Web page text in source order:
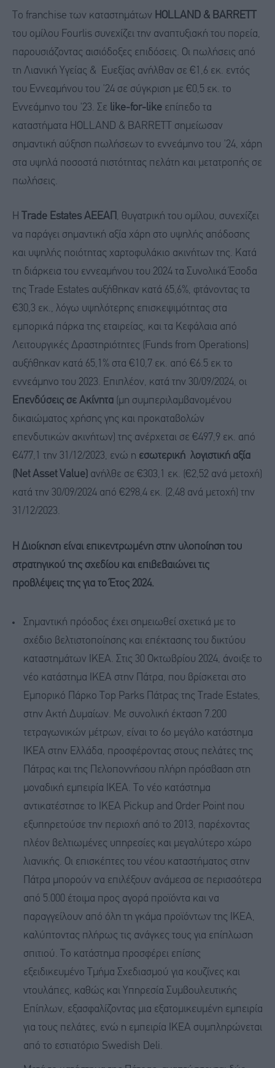
Το franchise των καταστημάτων HOLLAND & BARRETT
του ομίλου Fourlis συνεχίζει την αναπτυξιακή του πορεία,
παρουσιάζοντας αισιόδοξες επιδόσεις. Οι πωλήσεις από
τη Λιανική Υγείας & Ευεξίας ανήλθαν σε €1,6 εκ. εντός
του Εννεαμήνου του '24 σε σύγκριση με €0,5 εκ. το
Εννεάμηνο του '23. Σε like-for-like επίπεδο τα
καταστήματα HOLLAND & BARRETT σημείωσαν
σημαντική αύξηση πωλήσεων το εννεάμηνο του '24, χάρη
στα υψηλά ποσοστά πιστότητας πελάτη και μετατροπής σε
πωλήσεις.
Η Trade Estates ΑΕΕΑΠ , θυγατρική του ομίλου, συνεχίζει
να παράγει σημαντική αξία χάρη στο υψηλής απόδοσης
και υψηλής ποιότητας χαρτοφυλάκιο ακινήτων της. Κατά
τη διάρκεια του εννεαμήνου του 2024 τα Συνολικά Έσοδα
της Trade Estates αυξήθηκαν κατά 65,6%, φτάνοντας τα
€30,3 εκ., λόγω υψηλότερης επισκεψιμότητας στα
εμπορικά πάρκα της εταιρείας, και τα Κεφάλαια από
Λειτουργικές Δραστηριότητες (Funds from Operations)
αυξήθηκαν κατά 65,1% στα €10,7 εκ. από €6.5 εκ το
εννεάμηνο του 2023. Επιπλέον, κατά την 30/09/2024, οι
Επενδύσεις σε Ακίνητα (μη συμπεριλαμβανομένου
δικαιώματος χρήσης γης και προκαταβολών
επενδυτικών ακινήτων) της ανέρχεται σε €497,9 εκ. από
€477,1 την 31/12/2023, ενώ η εσωτερική λογιστική αξία
(Net Asset Value) ανήλθε σε €303,1 εκ. (€2,52 ανά μετοχή)
κατά την 30/09/2024 από €298,4 εκ. (2,48 ανά μετοχή) την
31/12/2023.
Η Διοίκηση είναι επικεντρωμένη στην υλοποίηση του
στρατηγικού της σχεδίου και επιβεβαιώνει τις
προβλέψεις της για το Έτος 2024.
Σημαντική πρόοδος έχει σημειωθεί σχετικά με το
σχέδιο βελτιστοποίησης και επέκτασης του δικτύου
καταστημάτων IKEA. Στις 30 Οκτωβρίου 2024, άνοιξε το
νέο κατάστημα IKEA στην Πάτρα, που βρίσκεται στο
Εμπορικό Πάρκο Top Parks Πάτρας της Trade Estates,
στην Ακτή Δυμαίων. Με συνολική έκταση 7.200
τετραγωνικών μέτρων, είναι το 6ο μεγάλο κατάστημα
IKEA στην Ελλάδα, προσφέροντας στους πελάτες της
Πάτρας και της Πελοποννήσου πλήρη πρόσβαση στη
μοναδική εμπειρία IKEA. Το νέο κατάστημα
αντικατέστησε το IKEA Pickup and Order Point που
εξυπηρετούσε την περιοχή από το 2013, παρέχοντας
πλέον βελτιωμένες υπηρεσίες και μεγαλύτερο χώρο
λιανικής. Οι επισκέπτες του νέου καταστήματος στην
Πάτρα μπορούν να επιλέξουν ανάμεσα σε περισσότερα
από 5.000 έτοιμα προς αγορά προϊόντα και να
παραγγείλουν από όλη τη γκάμα προϊόντων της IKEA,
καλύπτοντας πλήρως τις ανάγκες τους για επίπλωση
σπιτιού. Το κατάστημα προσφέρει επίσης
εξειδικευμένο Τμήμα Σχεδιασμού για κουζίνες και
ντουλάπες, καθώς και Υπηρεσία Συμβουλευτικής
Επίπλων, εξασφαλίζοντας μια εξατομικευμένη εμπειρία
για τους πελάτες, ενώ η εμπειρία IKEA συμπληρώνεται
από το εστιατόριο Swedish Deli.